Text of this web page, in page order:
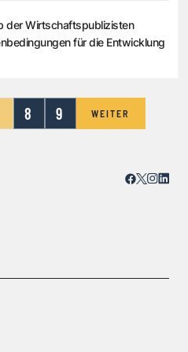
der Wirtschaftspublizisten
für die Entwicklung
8 9 WEITER